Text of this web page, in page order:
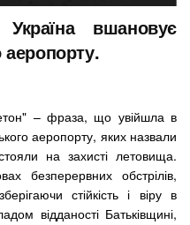
вшановує
аеропорту.
– фраза, що увійшла в
аеропорту, яких назвали
на захисті летовища.
безперервних обстрілів,
стійкість і віру в
відданості Батьківщині,